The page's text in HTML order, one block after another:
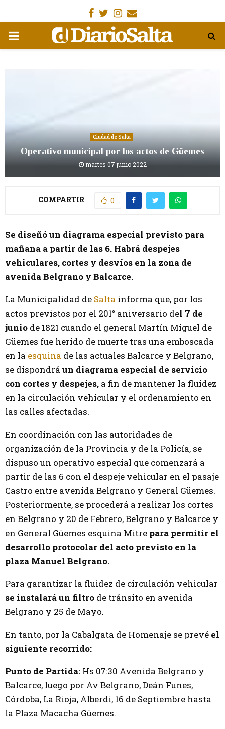
Facebook
Gorjeo
Instagram
Email
MENÚ
Ciudad de Salta
Operativo municipal por los actos de Güemes
martes 07 junio 2022
COMPARTIR 0
Se diseñó un diagrama especial previsto para
mañana a partir de las 6. Habrá despejes
vehiculares, cortes y desvíos en la zona de
avenida Belgrano y Balcarce.
La Municipalidad de Salta informa que, por los
actos previstos por el 201° aniversario del 7 de
junio de 1821 cuando el general Martín Miguel de
Güemes fue herido de muerte tras una emboscada
en la esquina de las actuales Balcarce y Belgrano,
se dispondrá un diagrama especial de servicio
con cortes y despejes, a fin de mantener la fluidez
en la circulación vehicular y el ordenamiento en
las calles afectadas.
En coordinación con las autoridades de
organización de la Provincia y de la Policía, se
dispuso un operativo especial que comenzará a
partir de las 6 con el despeje vehicular en el pasaje
Castro entre avenida Belgrano y General Güemes.
Posteriormente, se procederá a realizar los cortes
en Belgrano y 20 de Febrero, Belgrano y Balcarce y
en General Güemes esquina Mitre para permitir el
desarrollo protocolar del acto previsto en la
plaza Manuel Belgrano.
Para garantizar la fluidez de circulación vehicular
se instalará un filtro de tránsito en avenida
Belgrano y 25 de Mayo.
En tanto, por la Cabalgata de Homenaje se prevé el
siguiente recorrido:
Punto de Partida: Hs 07:30 Avenida Belgrano y
Balcarce, luego por Av Belgrano, Deán Funes,
Córdoba, La Rioja, Alberdi, 16 de Septiembre hasta
la Plaza Macacha Güemes.